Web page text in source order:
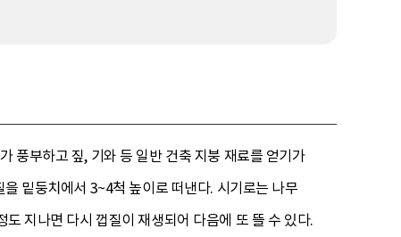
풍부하고 짚, 기와 등 일반 건축 지붕 재료를 얻기가
밑둥치에서 3~4척 높이로 떠낸다. 시기로는 나무
지나면 다시 껍질이 재생되어 다음에 또 뜰 수 있다.